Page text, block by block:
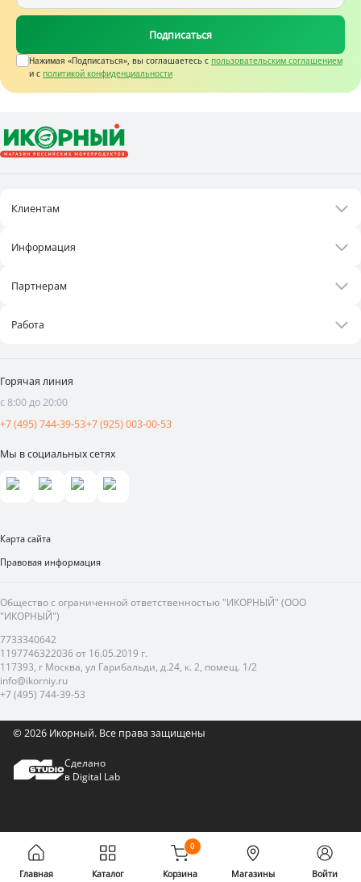
Подписаться
Нажимая «Подписаться», вы соглашаетесь c пользовательским соглашением
и с политикой конфиденциальности
Клиентам
Бонусная программа
Информация
Статьи
Видеоотзывы
Партнерам
Поставщикам
Аренда площадей
Реклама и продвижение
Работа
Вакансии
Мы в социальных сетях
Горячая линия
с 8:00 до 20:00
+7 (495) 744-39-53+7 (925) 003-00-53
Карта сайта
Правовая информация
Общество с ограниченной ответственностью "ИКОРНЫЙ" (ООО
"ИКОРНЫЙ")
7733340642
1197746322036 от 16.05.2019 г.
117393, г Москва, ул Гарибальди, д.24, к. 2, помещ. 1/2
info@ikorniy.ru
+7 (495) 744-39-53
© 2026 Икорный. Все права защищены
Сделано
в Digital Lab
Главная Каталог
0
Корзина Магазины Войти